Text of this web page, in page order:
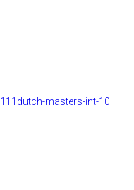
111dutch-masters-int-10